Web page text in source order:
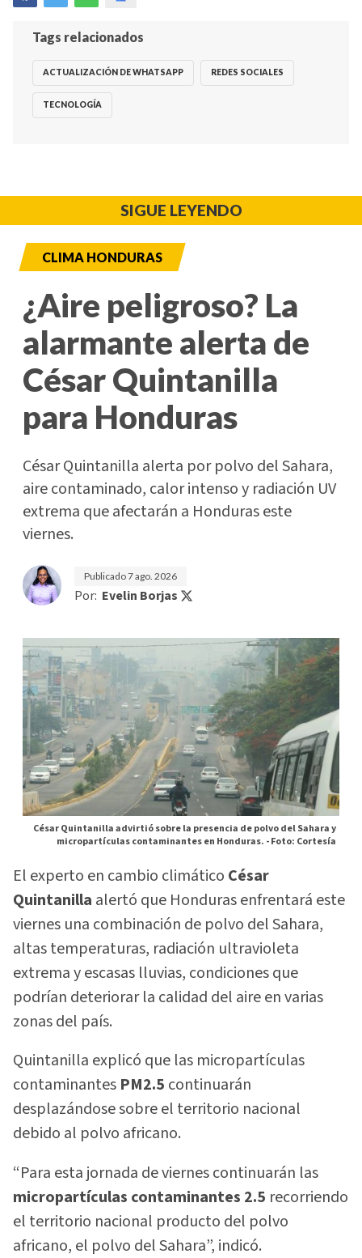
Tags relacionados
ACTUALIZACIÓN DE WHATSAPP REDES SOCIALES
TECNOLOGÍA
SIGUE LEYENDO
CLIMA HONDURAS
¿Aire peligroso? La
alarmante alerta de
César Quintanilla
para Honduras
César Quintanilla alerta por polvo del Sahara,
aire contaminado, calor intenso y radiación UV
extrema que afectarán a Honduras este
viernes.
Publicado7 ago. 2026
Por: Evelin Borjas
César Quintanilla advirtió sobre la presencia de polvo del Sahara y
micropartículas contaminantes en Honduras. -Foto: Cortesía
El experto en cambio climático César
Quintanilla alertó que Honduras enfrentará este
viernes una combinación de polvo del Sahara,
altas temperaturas, radiación ultravioleta
extrema y escasas lluvias, condiciones que
podrían deteriorar la calidad del aire en varias
zonas del país.
Quintanilla explicó que las micropartículas
contaminantes PM2.5 continuarán
desplazándose sobre el territorio nacional
debido al polvo africano.
“Para esta jornada de viernes continuarán las
micropartículas contaminantes 2.5 recorriendo
el territorio nacional producto del polvo
africano, el polvo del Sahara”, indicó.